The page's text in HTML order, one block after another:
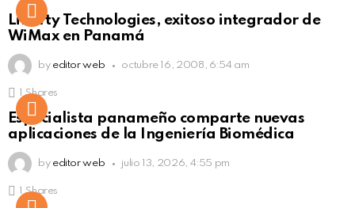
Liberty Technologies, exitoso integrador de
WiMax en Panamá
by editor web octubre 16, 2008, 6:54 am
Click to view this post
Shares
Especialista panameño comparte nuevas
aplicaciones de la Ingeniería Biomédica
by editor web julio 13, 2026, 4:55 pm
Shares